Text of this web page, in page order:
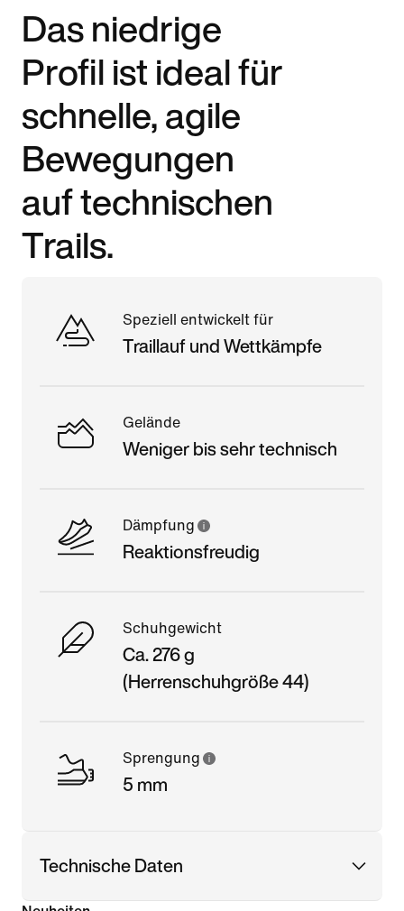
Das niedrige
Profil ist ideal für
schnelle, agile
Bewegungen
auf technischen
Trails.
Speziell entwickelt für
Traillauf und Wettkämpfe
Gelände
Weniger bis sehr technisch
Dämpfung
Reaktionsfreudig
Schuhgewicht
Ca. 276 g
(Herrenschuhgröße 44)
Sprengung
5 mm
Technische Daten